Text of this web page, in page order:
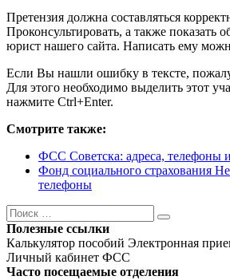
Претензия должна составляться
Проконсультировать, а также показать
юрист нашего сайта. Написать ему
Если Вы нашли ошибку в тексте,
Для этого необходимо выделить этот
нажмите Ctrl+Enter.
Смотрите также:
ФСС Советска: адреса, телефоны
Фонд социального страхования
телефоны
Поиск
Поиск
Полезные ссылки
Калькулятор пособий Электронная
Личный кабинет ФСС
Часто посещаемые отделения